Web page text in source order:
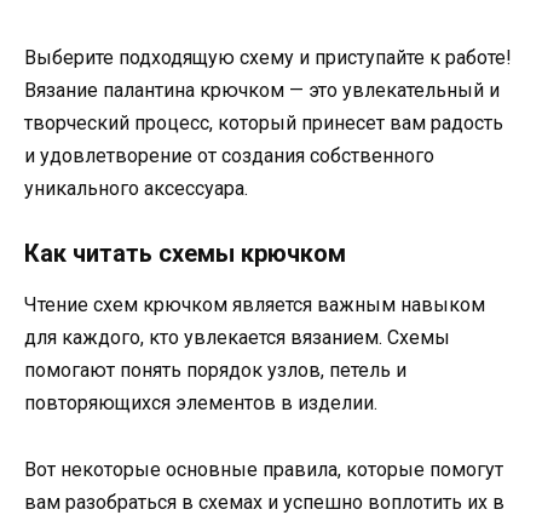
Выберите подходящую схему и приступайте к работе!
Вязание палантина крючком — это увлекательный и
творческий процесс, который принесет вам радость
и удовлетворение от создания собственного
уникального аксессуара.
Как читать схемы крючком
Чтение схем крючком является важным навыком
для каждого, кто увлекается вязанием. Схемы
помогают понять порядок узлов, петель и
повторяющихся элементов в изделии.
Вот некоторые основные правила, которые помогут
вам разобраться в схемах и успешно воплотить их в